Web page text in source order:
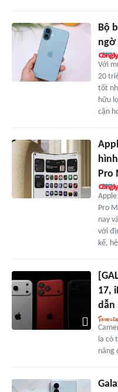
Bộ
ngờ
Với
20
tốt
hữu
cận
Pro
Pro
nay
với
kế,
17,
dẫn
lạ có
nâng